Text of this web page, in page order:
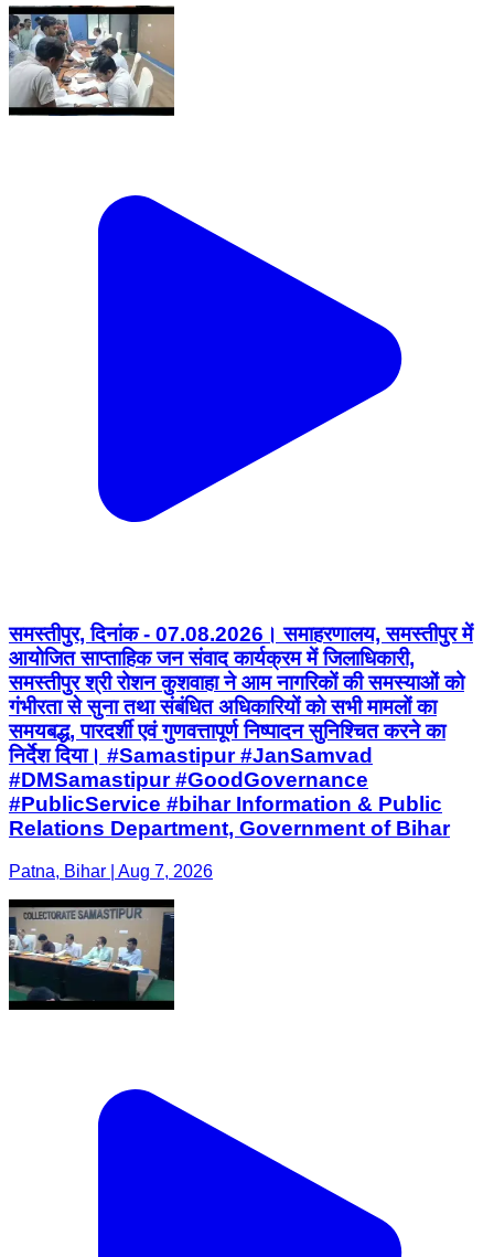
समस्तीपुर, दिनांक - 07.08.2026। समाहरणालय, समस्तीपुर में
आयोजित साप्ताहिक जन संवाद कार्यक्रम में जिलाधिकारी,
समस्तीपुर श्री रोशन कुशवाहा ने आम नागरिकों की समस्याओं को
गंभीरता से सुना तथा संबंधित अधिकारियों को सभी मामलों का
समयबद्ध, पारदर्शी एवं गुणवत्तापूर्ण निष्पादन सुनिश्चित करने का
निर्देश दिया। #Samastipur #JanSamvad
#DMSamastipur #GoodGovernance
#PublicService #bihar Information & Public
Relations Department, Government of Bihar
Patna, Bihar | Aug 7, 2026